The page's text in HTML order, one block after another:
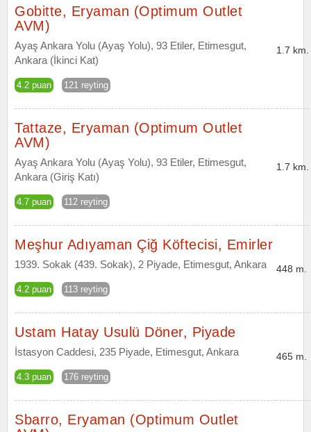
Gobitte, Eryaman (Optimum Outlet
AVM)
Ayaş Ankara Yolu (Ayaş Yolu), 93 Etiler, Etimesgut,
Ankara (İkinci Kat)
4.2 puan 121 reyting
1.7 km.
Tattaze, Eryaman (Optimum Outlet
AVM)
Ayaş Ankara Yolu (Ayaş Yolu), 93 Etiler, Etimesgut,
Ankara (Giriş Katı)
4.7 puan 112 reyting
1.7 km.
Meşhur Adıyaman Çiğ Köftecisi, Emirler
1939. Sokak (439. Sokak), 2 Piyade, Etimesgut, Ankara
4.2 puan 113 reyting
448 m.
Ustam Hatay Usulü Döner, Piyade
İstasyon Caddesi, 235 Piyade, Etimesgut, Ankara
4.3 puan 176 reyting
465 m.
Sbarro, Eryaman (Optimum Outlet